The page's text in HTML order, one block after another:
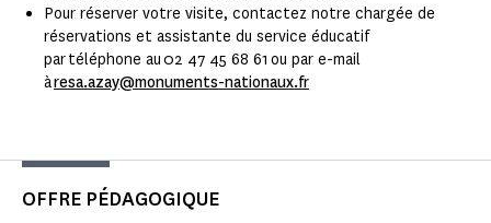
Pour réserver votre visite, contactez notre chargée de
réservations et assistante du service éducatif
par téléphone au 02 47 45 68 61 ou par e-mail
àresa.azay@monuments-nationaux.fr
OFFRE PÉDAGOGIQUE